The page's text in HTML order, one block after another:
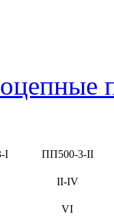
I
ПП500-3-II
II-IV
VI